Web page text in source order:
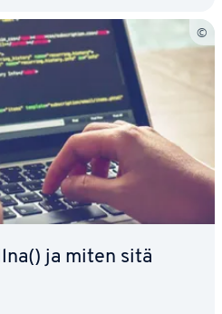
ja miten sitä